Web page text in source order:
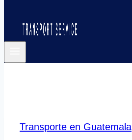
Transporte en Guatemala